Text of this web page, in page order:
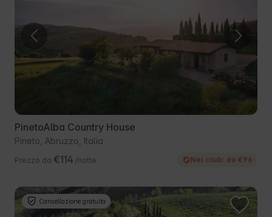
PinetoAlba Country House
Pineto, Abruzzo, Italia
Prezzo da €114 /notte Nel club: da €96
Cancellazione gratuita